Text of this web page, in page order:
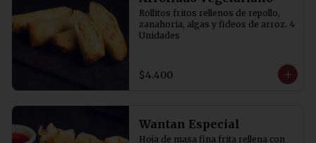
Rollitos fritos rellenos de repollo,
zanahoria, algas y fideos de arroz. 4
Unidades
$4.400
Wantan Especial
Hoja de masa fina frita rellena con